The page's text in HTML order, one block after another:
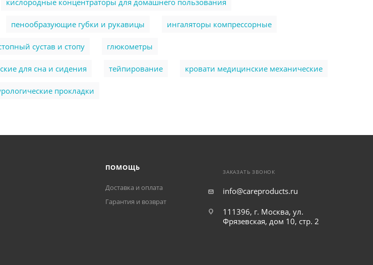
кислородные концентраторы для домашнего пользования
пенообразующие губки и рукавицы ингаляторы компрессорные
сустав и стопу глюкометры
для сна и сидения тейпирование кровати медицинские механические
прокладки
ПОМОЩЬ
Доставка и оплата
Гарантия и возврат
ЗАКАЗАТЬ ЗВОНОК
info@careproducts.ru
111396, г. Москва, ул.
Фрязевская, дом 10, стр. 2